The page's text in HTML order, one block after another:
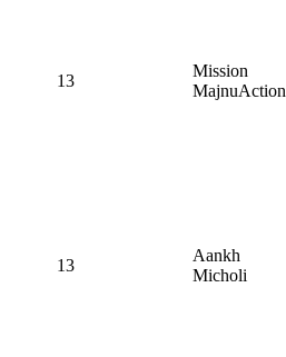
13
Mission
MajnuAction
13
Aankh
Micholi